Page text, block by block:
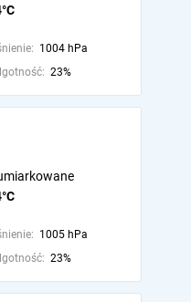
1004 hPa
23%
1005 hPa
23%